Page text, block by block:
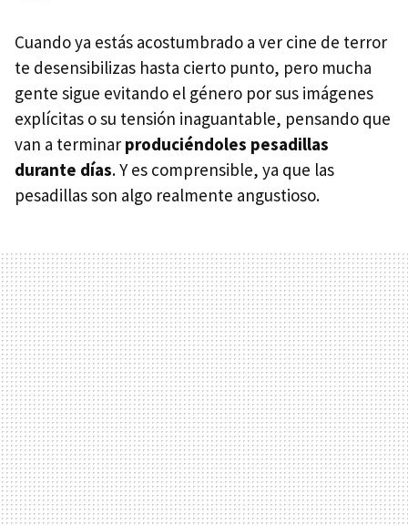
Cuando ya estás acostumbrado a ver cine de terror
te desensibilizas hasta cierto punto, pero mucha
gente sigue evitando el género por sus imágenes
explícitas o su tensión inaguantable, pensando que
van a terminar produciéndoles pesadillas
durante días. Y es comprensible, ya que las
pesadillas son algo realmente angustioso.